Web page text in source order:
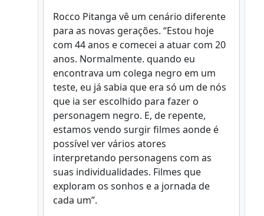
Rocco Pitanga vê um cenário diferente
para as novas gerações. “Estou hoje
com 44 anos e comecei a atuar com 20
anos. Normalmente. quando eu
encontrava um colega negro em um
teste, eu já sabia que era só um de nós
que ia ser escolhido para fazer o
personagem negro. E, de repente,
estamos vendo surgir filmes aonde é
possível ver vários atores
interpretando personagens com as
suas individualidades. Filmes que
exploram os sonhos e a jornada de
cada um”.